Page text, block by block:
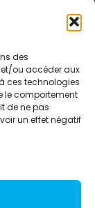
des
et/ou accéder aux
ces technologies
le comportement
de ne pas
un effet négatif